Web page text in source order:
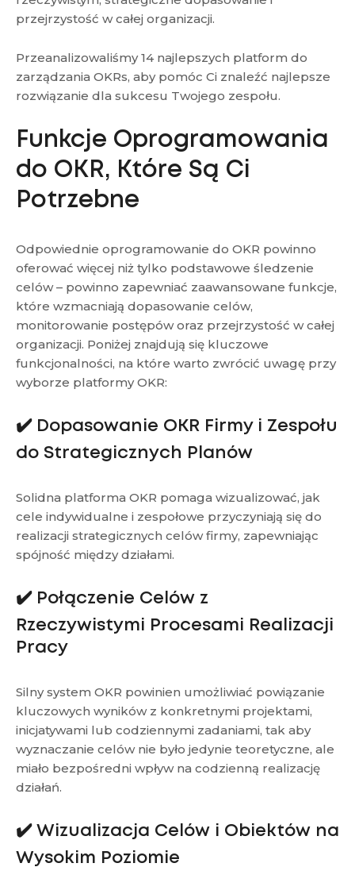
przejrzystość w całej organizacji.
Przeanalizowaliśmy 14 najlepszych platform do
zarządzania OKRs, aby pomóc Ci znaleźć najlepsze
rozwiązanie dla sukcesu Twojego zespołu.
Funkcje Oprogramowania
do OKR, Które Są Ci
Potrzebne
Odpowiednie oprogramowanie do OKR powinno
oferować więcej niż tylko podstawowe śledzenie
celów – powinno zapewniać zaawansowane funkcje,
które wzmacniają dopasowanie celów,
monitorowanie postępów oraz przejrzystość w całej
organizacji. Poniżej znajdują się kluczowe
funkcjonalności, na które warto zwrócić uwagę przy
wyborze platformy OKR:
✔️ Dopasowanie OKR Firmy i Zespołu
do Strategicznych Planów
Solidna platforma OKR pomaga wizualizować, jak
cele indywidualne i zespołowe przyczyniają się do
realizacji strategicznych celów firmy, zapewniając
spójność między działami.
✔️ Połączenie Celów z
Rzeczywistymi Procesami Realizacji
Pracy
Silny system OKR powinien umożliwiać powiązanie
kluczowych wyników z konkretnymi projektami,
inicjatywami lub codziennymi zadaniami, tak aby
wyznaczanie celów nie było jedynie teoretyczne, ale
miało bezpośredni wpływ na codzienną realizację
działań.
✔️ Wizualizacja Celów i Obiektów na
Wysokim Poziomie